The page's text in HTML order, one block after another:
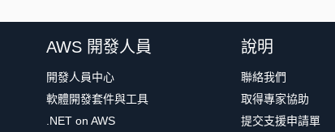
AWS 開發人員
開發人員中心
軟體開發套件與工具
.NET on AWS
說明
聯絡我們
取得專家協助
提交支援申請單